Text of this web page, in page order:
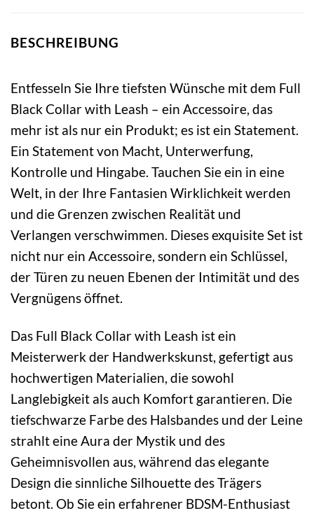
BESCHREIBUNG
Entfesseln Sie Ihre tiefsten Wünsche mit dem Full
Black Collar with Leash – ein Accessoire, das
mehr ist als nur ein Produkt; es ist ein Statement.
Ein Statement von Macht, Unterwerfung,
Kontrolle und Hingabe. Tauchen Sie ein in eine
Welt, in der Ihre Fantasien Wirklichkeit werden
und die Grenzen zwischen Realität und
Verlangen verschwimmen. Dieses exquisite Set ist
nicht nur ein Accessoire, sondern ein Schlüssel,
der Türen zu neuen Ebenen der Intimität und des
Vergnügens öffnet.
Das Full Black Collar with Leash ist ein
Meisterwerk der Handwerkskunst, gefertigt aus
hochwertigen Materialien, die sowohl
Langlebigkeit als auch Komfort garantieren. Die
tiefschwarze Farbe des Halsbandes und der Leine
strahlt eine Aura der Mystik und des
Geheimnisvollen aus, während das elegante
Design die sinnliche Silhouette des Trägers
betont. Ob Sie ein erfahrener BDSM-Enthusiast